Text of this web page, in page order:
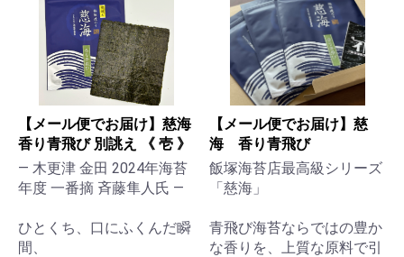
【メール便でお届け】慈海
香り青飛び 別誂え 《 壱 》
— 木更津 金田 2024年海苔
年度 一番摘 斉藤隼人氏 —
ひとくち、口にふくんだ瞬
間、
【メール便でお届け】慈
海 香り青飛び
飯塚海苔店最高級シリーズ
「慈海」
青飛び海苔ならではの豊か
な香りを、上質な原料で引